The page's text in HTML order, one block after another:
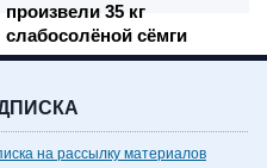
произвели 35 кг
слабосолёной сёмги
на рассылку материалов